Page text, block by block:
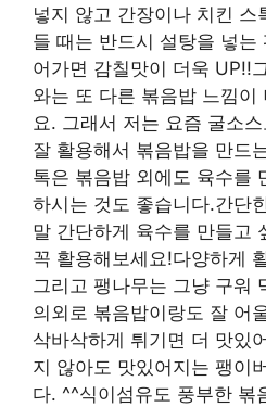
넣지 않고 간장이나 치킨
들 때는 반드시 설탕을 넣는
어가면 감칠맛이 더욱 UP!!
와는 또 다른 볶음밥 느낌이
요. 그래서 저는 요즘 굴소
잘 활용해서 볶음밥을 만드
톡은 볶음밥 외에도 육수를
하시는 것도 좋습니다.간단
말 간단하게 육수를 만들고
꼭 활용해보세요!다양하게
그리고 팽나무는 그냥 구워
의외로 볶음밥이랑도 잘 어
삭바삭하게 튀기면 더 맛있
지 않아도 맛있어지는 팽이
다. ^^식이섬유도 풍부한 볶